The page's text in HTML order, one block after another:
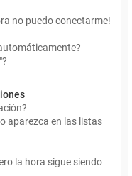
no puedo conectarme!
aparezca en las listas
la hora sigue siendo